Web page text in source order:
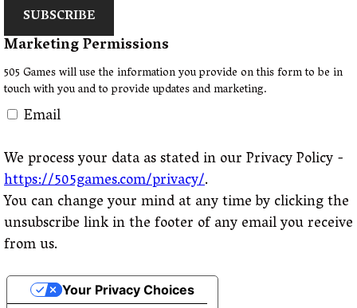
SUBSCRIBE
Marketing Permissions
505 Games will use the information you provide on this form to be in
touch with you and to provide updates and marketing.
Email
We process your data as stated in our Privacy Policy -
https://505games.com/privacy/.
You can change your mind at any time by clicking the
unsubscribe link in the footer of any email you receive
from us.
Your Privacy Choices